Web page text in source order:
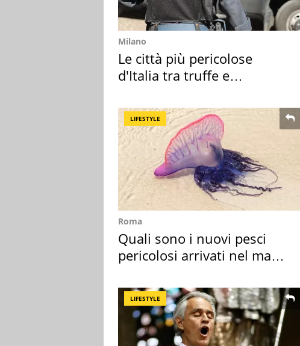
Milano
Le città più pericolose
d'Italia tra truffe e
LIFESTYLE
Roma
Quali sono i nuovi pesci
pericolosi arrivati nel mar
LIFESTYLE